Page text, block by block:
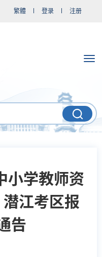
繁體 登录 注册
小学教师资
江考区报
告